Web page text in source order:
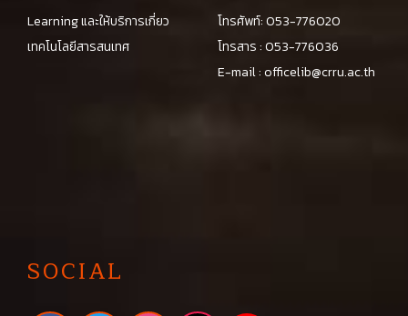
Learning และให้บริการเกี่ยว
เทคโนโลยีสารสนเทศ
โทรศัพท์: 053-776020
โทรสาร : 053-776036
E-mail :officelib@crru.ac.th
SOCIAL